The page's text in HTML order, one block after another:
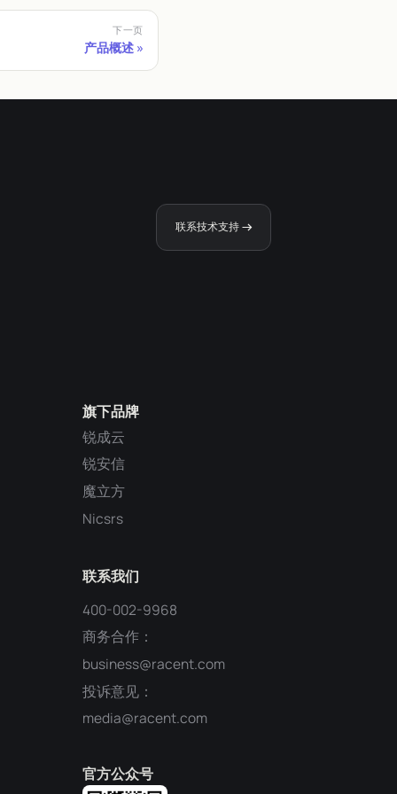
下一页
产品概述
联系技术支持
旗下品牌
锐成云
锐安信
魔立方
Nicsrs
联系我们
400-002-9968
商务合作：
business@racent.com
投诉意见：
media@racent.com
官方公众号